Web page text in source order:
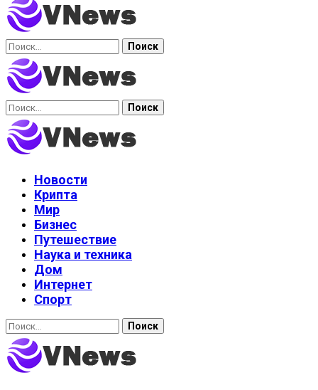
Найти:
Найти:
Новости
Крипта
Мир
Бизнес
Путешествие
Наука и техника
Дом
Интернет
Спорт
Найти: